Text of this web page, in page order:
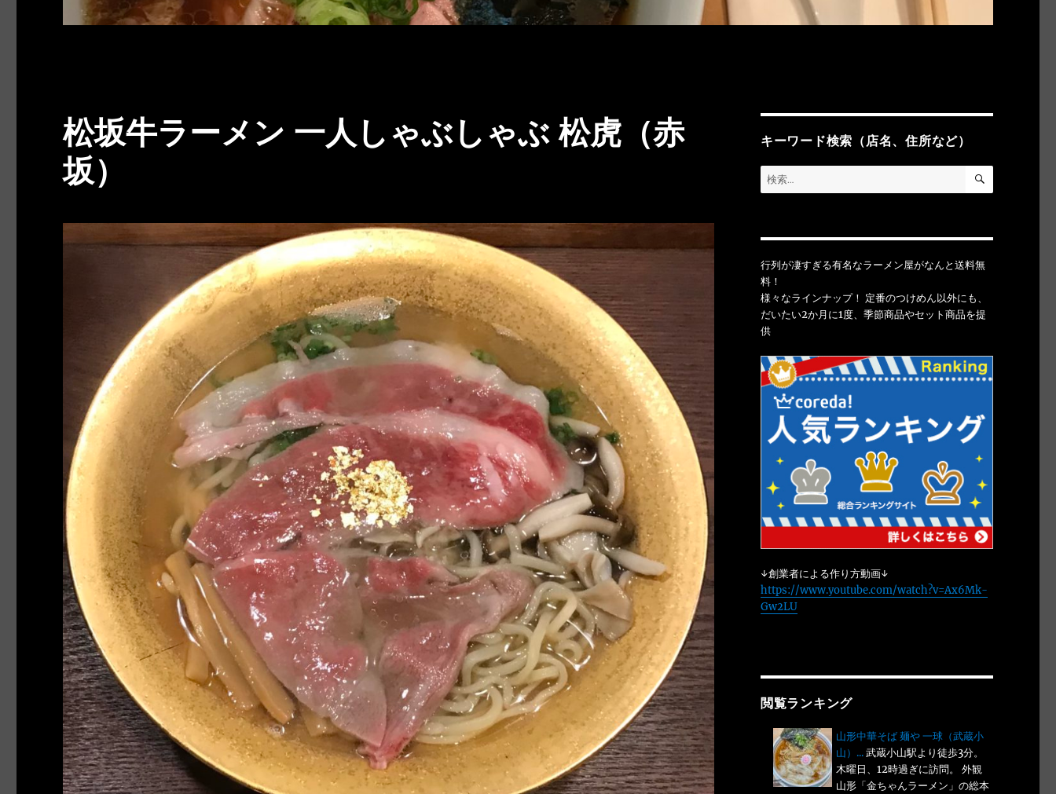
松坂牛ラーメン 一人しゃぶしゃぶ 松虎（赤
坂）
キーワード検索（店名、住所など）
検
索:
検
行列が凄すぎる有名なラーメン屋がなんと送料無
料！
様々なラインナップ！ 定番のつけめん以外にも、
だいたい2か月に1度、季節商品やセット商品を提
供
↓創業者による作り方動画↓
https://www.youtube.com/watch?v=Ax6Mk-
Gw2LU
閲覧ランキング
山形中華そば 麺や 一球（武蔵小
山）...武蔵小山駅より徒歩3分。
木曜日、12時過ぎに訪問。 外観
山形「金ちゃんラーメン」の総本